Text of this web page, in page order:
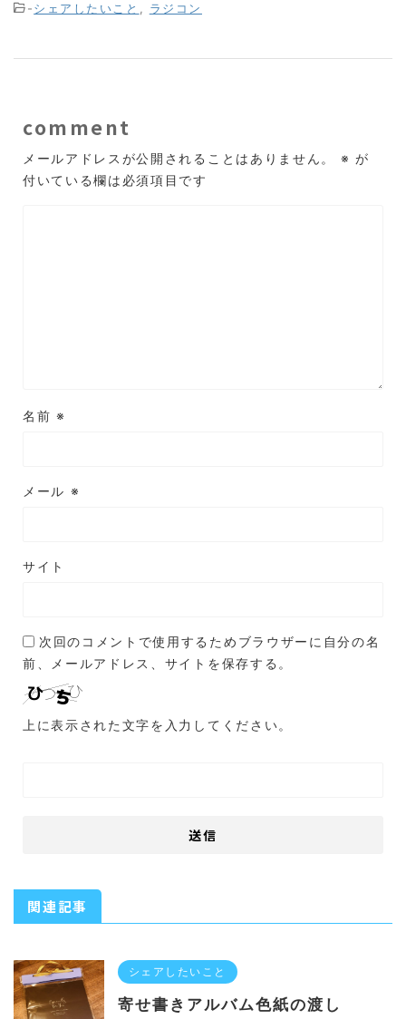
-シェアしたいこと ラジコン
comment
メールアドレスが公開されることはありません。 ※ が
付いている欄は必須項目です
名前※
メール ※
サイト
次回のコメントで使用するためブラウザーに自分の名
前、メールアドレス、サイトを保存する。
上に表示された文字を入力してください。
関連記事
シェアしたいこと
寄せ書きアルバム色紙の渡し